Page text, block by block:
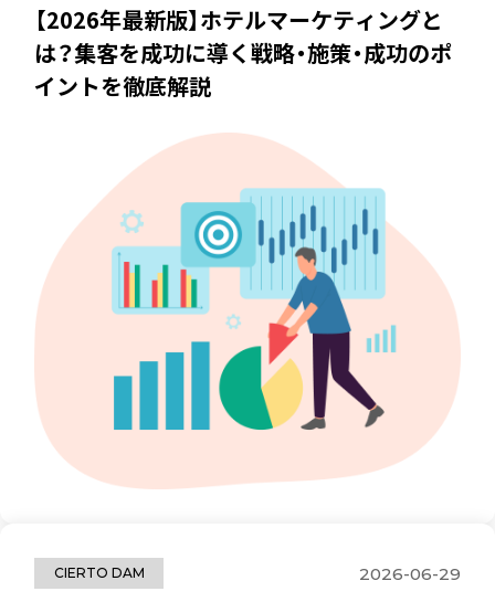
【2026年最新版】ホテルマーケティングと
は？集客を成功に導く戦略・施策・成功のポ
イントを徹底解説
CIERTO DAM 2026-06-29